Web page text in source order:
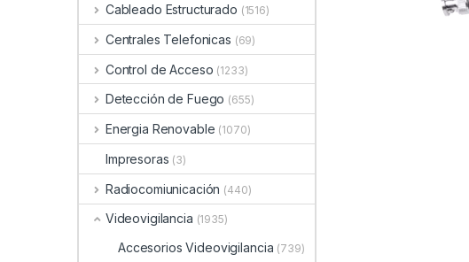
Cableado Estructurado (1516)
Centrales Telefonicas (69)
Control de Acceso (1233)
Detección de Fuego (655)
Energia Renovable (1070)
Impresoras (3)
Radiocomiunicación (440)
Videovigilancia (1935)
Accesorios Videovigilancia (739)